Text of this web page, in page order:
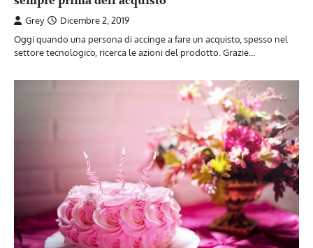
Grey
Dicembre 2, 2019
Oggi quando una persona di accinge a fare un acquisto, spesso nel
settore tecnologico, ricerca le azioni del prodotto. Grazie…